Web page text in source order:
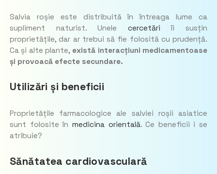
Salvia roșie este distribuită în întreaga lume ca
supliment naturist. Unele cercetări îi susțin
proprietățile, dar ar trebui să fie folosită cu prudență.
Ca și alte plante, există interacțiuni medicamentoase
și provoacă efecte secundare.
Utilizări și beneficii
Proprietățile farmacologice ale salviei roșii asiatice
sunt folosite în medicina orientală. Ce beneficii i se
atribuie?
Sănătatea cardiovasculară